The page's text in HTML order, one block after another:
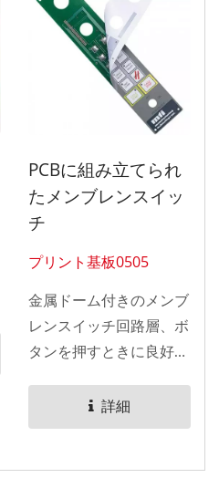
PCBに組み立てられ
たメンブレンスイッ
チ
プリント基板0505
金属ドーム付きのメンブ
レンスイッチ回路層、ボ
タンを押すときに良好な
属ドームが組み立てられ
ています。
詳細